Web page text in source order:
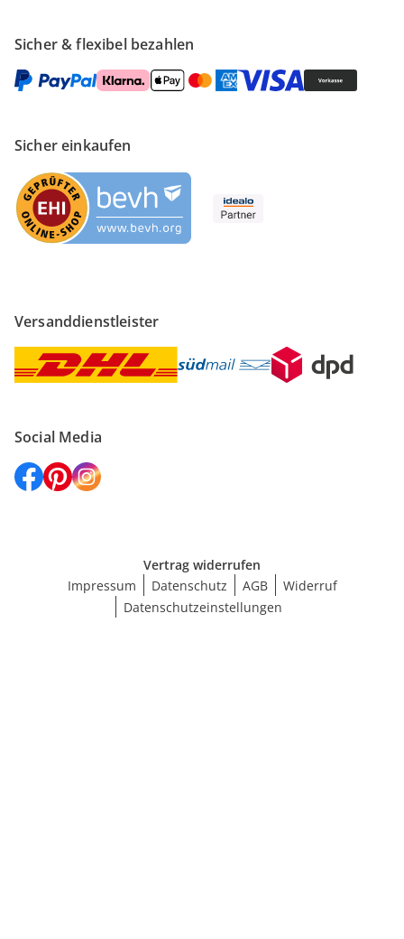
Sicher & flexibel bezahlen
Sicher einkaufen
Versanddienstleister
Social Media
Vertrag widerrufen
Impressum
Datenschutz AGB
Widerruf
Datenschutzeinstellungen